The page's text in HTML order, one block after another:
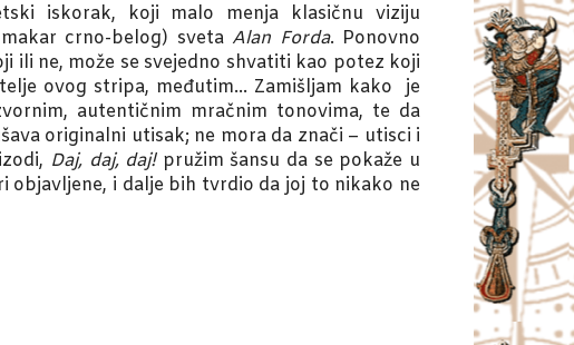
iskorak, koji malo menja klasičnu viziju
crno-belog) sveta Alan Forda. Ponovno
ili ne, može se svejedno shvatiti kao potez koji
ovog stripa, međutim… Zamišljam kako je
autentičnim mračnim tonovima, te da
originalni utisak; ne mora da znači – utisci i
Daj, daj, daj!pružim šansu da se pokaže u
objavljene, i dalje bih tvrdio da joj to nikako ne